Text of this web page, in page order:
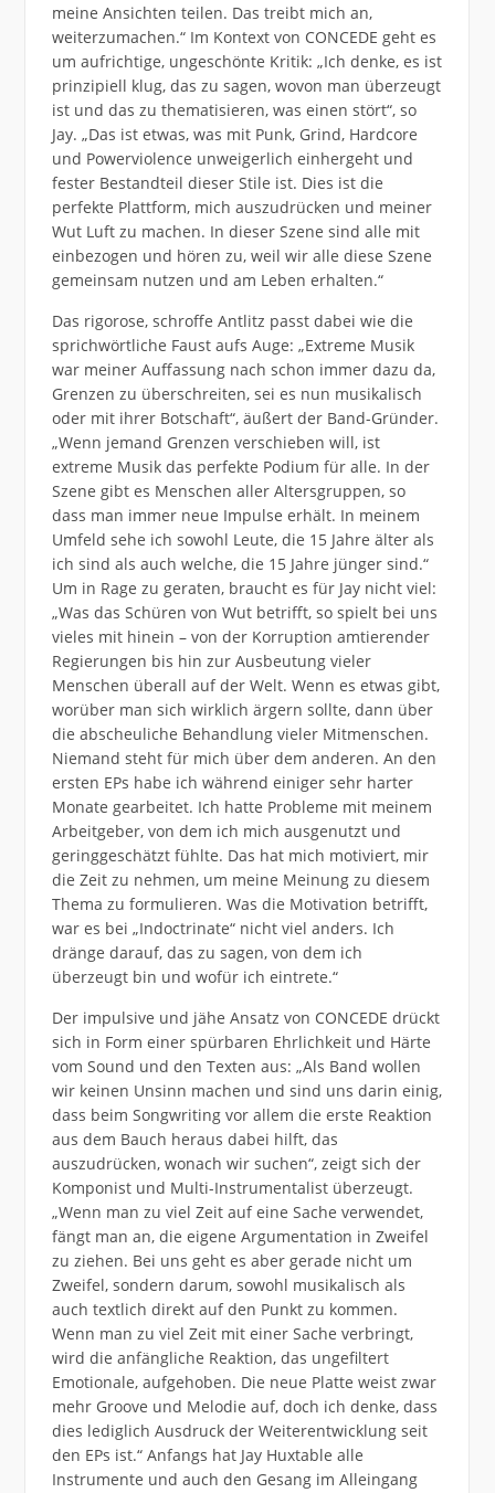
meine Ansichten teilen. Das treibt mich an,
weiterzumachen.“ Im Kontext von CONCEDE geht es
um aufrichtige, ungeschönte Kritik: „Ich denke, es ist
prinzipiell klug, das zu sagen, wovon man überzeugt
ist und das zu thematisieren, was einen stört“, so
Jay. „Das ist etwas, was mit Punk, Grind, Hardcore
und Powerviolence unweigerlich einhergeht und
fester Bestandteil dieser Stile ist. Dies ist die
perfekte Plattform, mich auszudrücken und meiner
Wut Luft zu machen. In dieser Szene sind alle mit
einbezogen und hören zu, weil wir alle diese Szene
gemeinsam nutzen und am Leben erhalten.“
Das rigorose, schroffe Antlitz passt dabei wie die
sprichwörtliche Faust aufs Auge: „Extreme Musik
war meiner Auffassung nach schon immer dazu da,
Grenzen zu überschreiten, sei es nun musikalisch
oder mit ihrer Botschaft“, äußert der Band-Gründer.
„Wenn jemand Grenzen verschieben will, ist
extreme Musik das perfekte Podium für alle. In der
Szene gibt es Menschen aller Altersgruppen, so
dass man immer neue Impulse erhält. In meinem
Umfeld sehe ich sowohl Leute, die 15 Jahre älter als
ich sind als auch welche, die 15 Jahre jünger sind.“
Um in Rage zu geraten, braucht es für Jay nicht viel:
„Was das Schüren von Wut betrifft, so spielt bei uns
vieles mit hinein – von der Korruption amtierender
Regierungen bis hin zur Ausbeutung vieler
Menschen überall auf der Welt. Wenn es etwas gibt,
worüber man sich wirklich ärgern sollte, dann über
die abscheuliche Behandlung vieler Mitmenschen.
Niemand steht für mich über dem anderen. An den
ersten EPs habe ich während einiger sehr harter
Monate gearbeitet. Ich hatte Probleme mit meinem
Arbeitgeber, von dem ich mich ausgenutzt und
geringgeschätzt fühlte. Das hat mich motiviert, mir
die Zeit zu nehmen, um meine Meinung zu diesem
Thema zu formulieren. Was die Motivation betrifft,
war es bei „Indoctrinate“ nicht viel anders. Ich
dränge darauf, das zu sagen, von dem ich
überzeugt bin und wofür ich eintrete.“
Der impulsive und jähe Ansatz von CONCEDE drückt
sich in Form einer spürbaren Ehrlichkeit und Härte
vom Sound und den Texten aus: „Als Band wollen
wir keinen Unsinn machen und sind uns darin einig,
dass beim Songwriting vor allem die erste Reaktion
aus dem Bauch heraus dabei hilft, das
auszudrücken, wonach wir suchen“, zeigt sich der
Komponist und Multi-Instrumentalist überzeugt.
„Wenn man zu viel Zeit auf eine Sache verwendet,
fängt man an, die eigene Argumentation in Zweifel
zu ziehen. Bei uns geht es aber gerade nicht um
Zweifel, sondern darum, sowohl musikalisch als
auch textlich direkt auf den Punkt zu kommen.
Wenn man zu viel Zeit mit einer Sache verbringt,
wird die anfängliche Reaktion, das ungefiltert
Emotionale, aufgehoben. Die neue Platte weist zwar
mehr Groove und Melodie auf, doch ich denke, dass
dies lediglich Ausdruck der Weiterentwicklung seit
den EPs ist.“ Anfangs hat Jay Huxtable alle
Instrumente und auch den Gesang im Alleingang